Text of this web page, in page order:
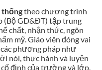
thốngtheo chương trình
(Bộ GD&ĐT) tập trung
chất, nhận thức, ngôn
mỹ. Giáo viên đóng vai
phương pháp như
nói, thực hành và luyện
định của trường và lớp.